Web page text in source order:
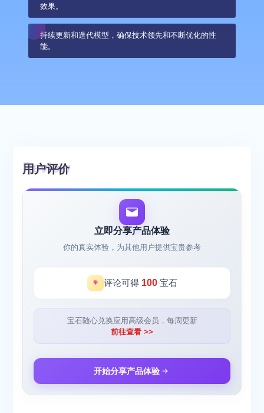
效果。
持续更新和迭代模型，确保技术领先和不断优化的性
能。
用户评价
立即分享产品体验
你的真实体验，为其他用户提供宝贵参考
评论可得 100宝石
宝石随心兑换应用高级会员，每周更新
前往查看 >>
开始分享产品体验